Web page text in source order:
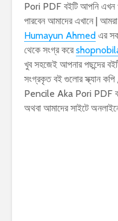
Pori PDF বইটি আপনি
পারবেন আমাদের এখানে |
Humayun Ahmed এর
থেকে সংগ্র করে
খুব সহজেই আপনার পছন্দের
সংগ্রকৃত বই গুলোর স্ক্যান
Pencile Aka Pori PDF
অথবা আমাদের সাইটে